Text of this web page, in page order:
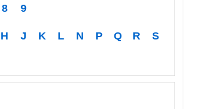
8 9
H J K L N P Q R
S